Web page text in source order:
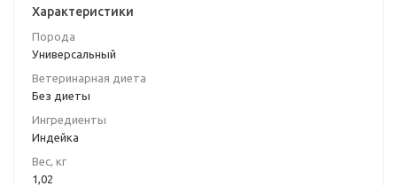
Характеристики
Порода
Универсальный
Ветеринарная диета
Без диеты
Ингредиенты
Индейка
Вес, кг
1,02